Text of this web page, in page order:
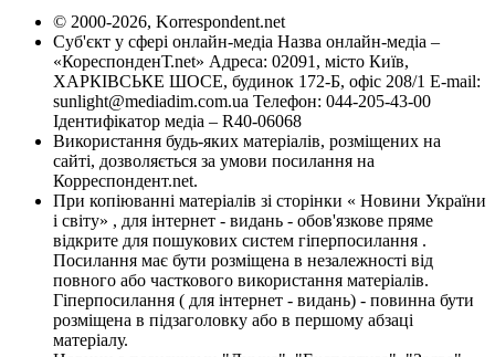
© 2000-2026, Korrespondent.net
Суб'єкт у сфері онлайн-медіа Назва онлайн-медіа –
«КореспонденТ.net» Адреса: 02091, місто Київ,
ХАРКІВСЬКЕ ШОСЕ, будинок 172-Б, офіс 208/1 E-mail:
sunlight@mediadim.com.ua Телефон: 044-205-43-00
Ідентифікатор медіа – R40-06068
Використання будь-яких матеріалів, розміщених на
сайті, дозволяється за умови посилання на
Корреспондент.net.
При копіюванні матеріалів зі сторінки « Новини України
і світу» , для інтернет - видань - обов'язкове пряме
відкрите для пошукових систем гіперпосилання .
Посилання має бути розміщена в незалежності від
повного або часткового використання матеріалів.
Гіперпосилання ( для інтернет - видань) - повинна бути
розміщена в підзаголовку або в першому абзаці
матеріалу.